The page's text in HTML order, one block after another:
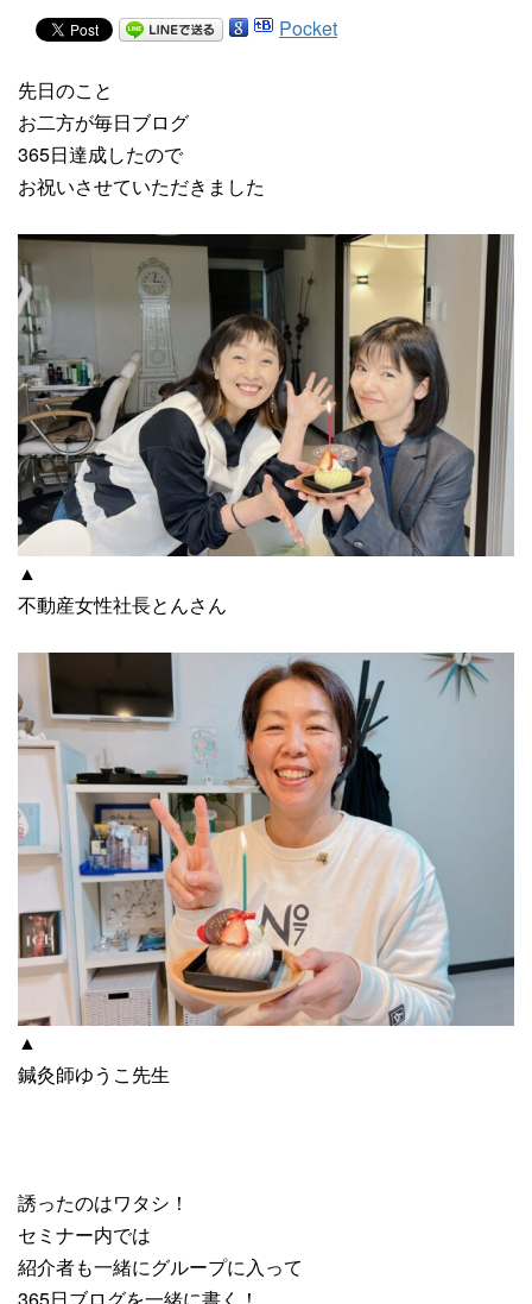
Pocket
先日のこと
お二方が毎日ブログ
365日達成したので
お祝いさせていただきました
▲
不動産女性社長とんさん
▲
鍼灸師ゆうこ先生
誘ったのはワタシ！
セミナー内では
紹介者も一緒にグループに入って